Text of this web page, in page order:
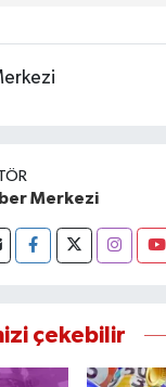
Merkezi
çekebilir